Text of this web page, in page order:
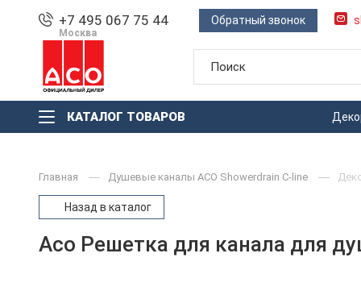
+7 495 067 75 44
Москва
Обратный звонок
КАТАЛОГ ТОВАРОВ
Главная Душевые каналы ACO Showerdrain С-line
Назад в каталог
Aco Решетка для канала для